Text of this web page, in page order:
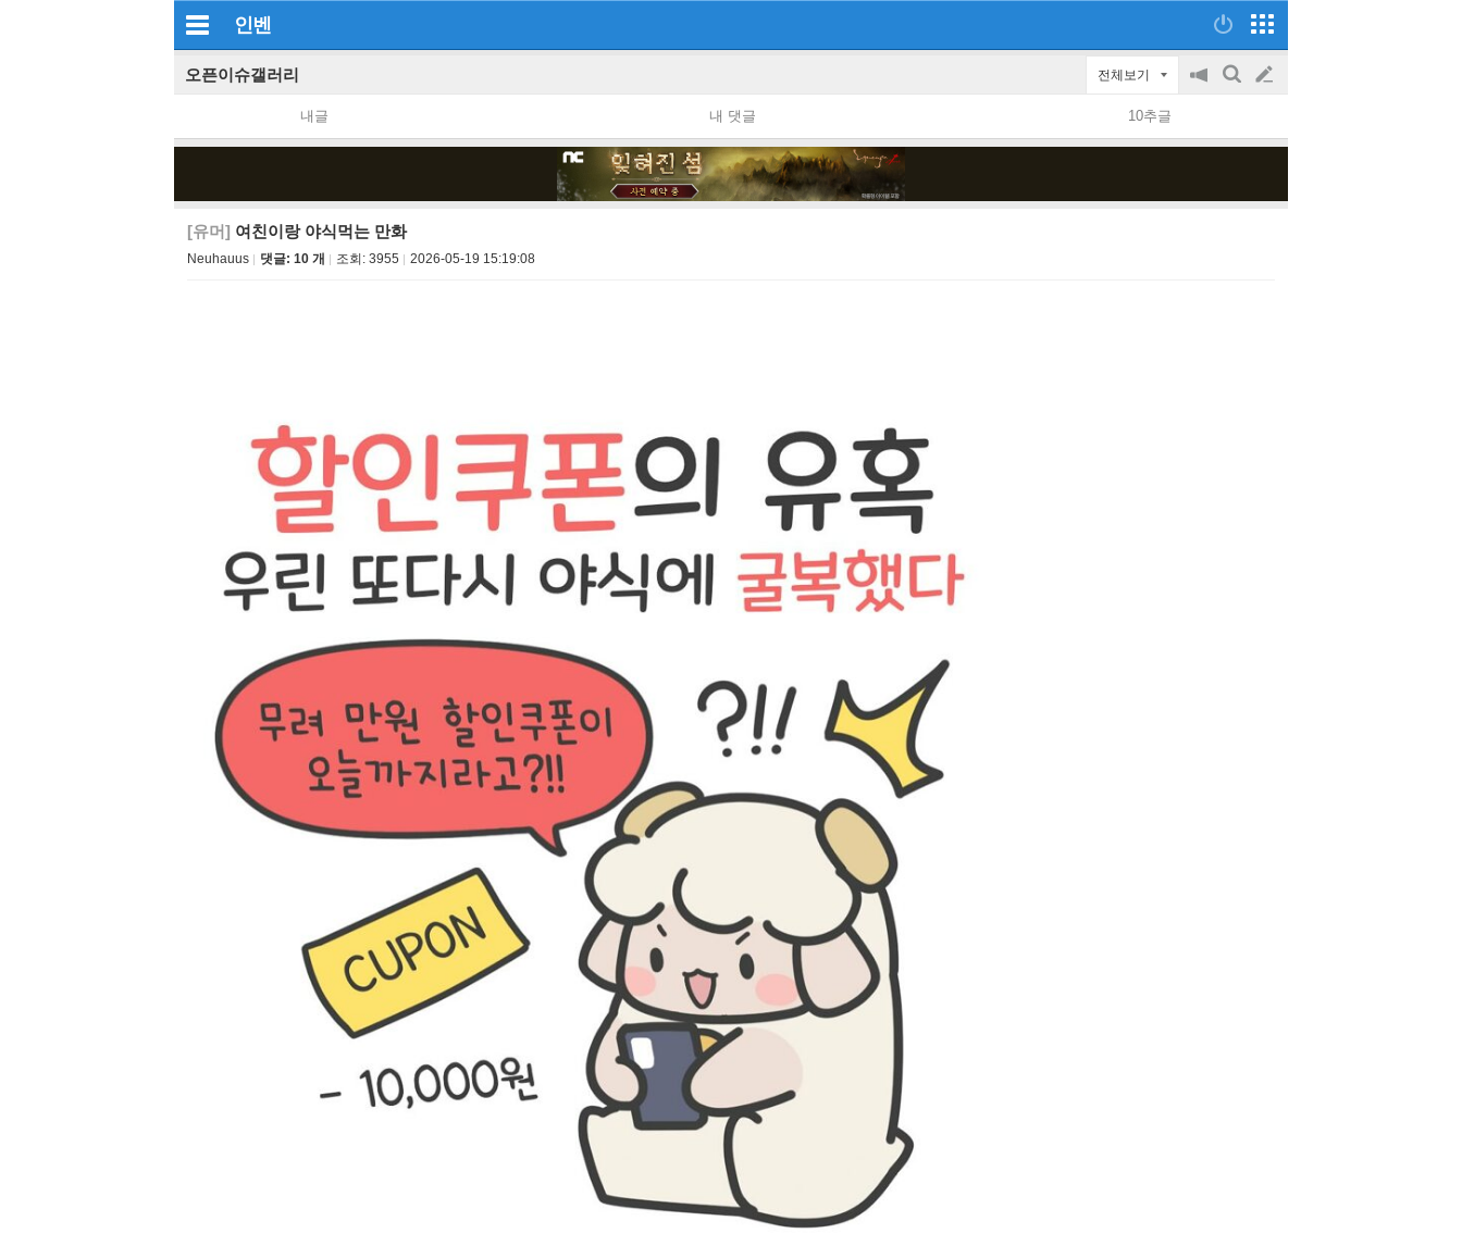
인벤
오픈이슈갤러리 전체보기
공
on/off
검
글
쓰
내글 내 댓글 10추글
[유머] 여친이랑 야식먹는 만화
Neuhauus 댓글: 10 개 조회: 3955 2026-05-19 15:19:08